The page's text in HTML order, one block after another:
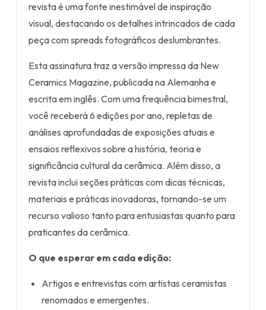
revista é uma fonte inestimável de inspiração
visual, destacando os detalhes intrincados de cada
peça com spreads fotográficos deslumbrantes.
Esta assinatura traz a versão impressa da New
Ceramics Magazine, publicada na Alemanha e
escrita em inglês. Com uma frequência bimestral,
você receberá 6 edições por ano, repletas de
análises aprofundadas de exposições atuais e
ensaios reflexivos sobre a história, teoria e
significância cultural da cerâmica. Além disso, a
revista inclui seções práticas com dicas técnicas,
materiais e práticas inovadoras, tornando-se um
recurso valioso tanto para entusiastas quanto para
praticantes da cerâmica.
O que esperar em cada edição:
Artigos e entrevistas com artistas ceramistas
renomados e emergentes.